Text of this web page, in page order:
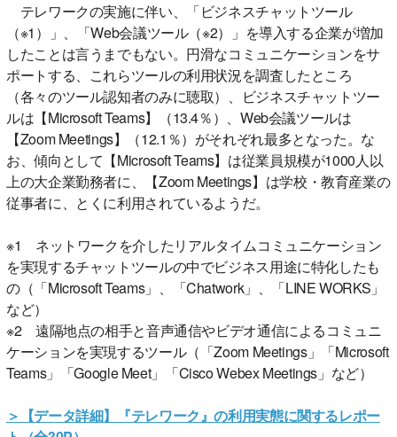
テレワークの実施に伴い、「ビジネスチャットツール
（※1）」、「Web会議ツール（※2）」を導入する企業が増加
したことは言うまでもない。円滑なコミュニケーションをサ
ポートする、これらツールの利用状況を調査したところ
（各々のツール認知者のみに聴取）、ビジネスチャットツー
ルは【Microsoft Teams】（13.4％）、Web会議ツールは
【Zoom Meetings】（12.1％）がそれぞれ最多となった。な
お、傾向として【Microsoft Teams】は従業員規模が1000人以
上の大企業勤務者に、【Zoom Meetings】は学校・教育産業の
従事者に、とくに利用されているようだ。
※1 ネットワークを介したリアルタイムコミュニケーション
を実現するチャットツールの中でビジネス用途に特化したも
の（「Microsoft Teams」、「Chatwork」、「LINE WORKS」
など）
※2 遠隔地点の相手と音声通信やビデオ通信によるコミュニ
ケーションを実現するツール（「Zoom Meetings」「Microsoft
Teams」「Google Meet」「Cisco Webex Meetings」など）
＞【データ詳細】『テレワーク』の利用実態に関するレポー